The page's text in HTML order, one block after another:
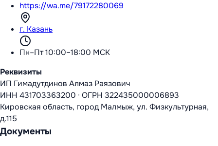
https://wa.me/79172280069
г. Казань
Пн–Пт 10:00–18:00 МСК
Реквизиты
ИП Гимадутдинов Алмаз Раязович
ИНН 431703363200 · ОГРН 322435000006893
Кировская область, город Малмыж, ул. Физкультурная,
д.115
Документы